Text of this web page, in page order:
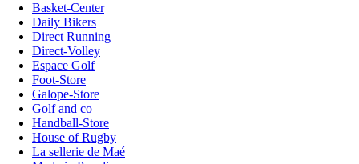
Basket-Center
Daily Bikers
Direct Running
Direct-Volley
Espace Golf
Foot-Store
Galope-Store
Golf and co
Handball-Store
House of Rugby
La sellerie de Maé